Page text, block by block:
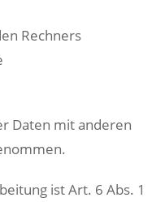
Rechners
Daten mit anderen
ist Art. 6 Abs. 1